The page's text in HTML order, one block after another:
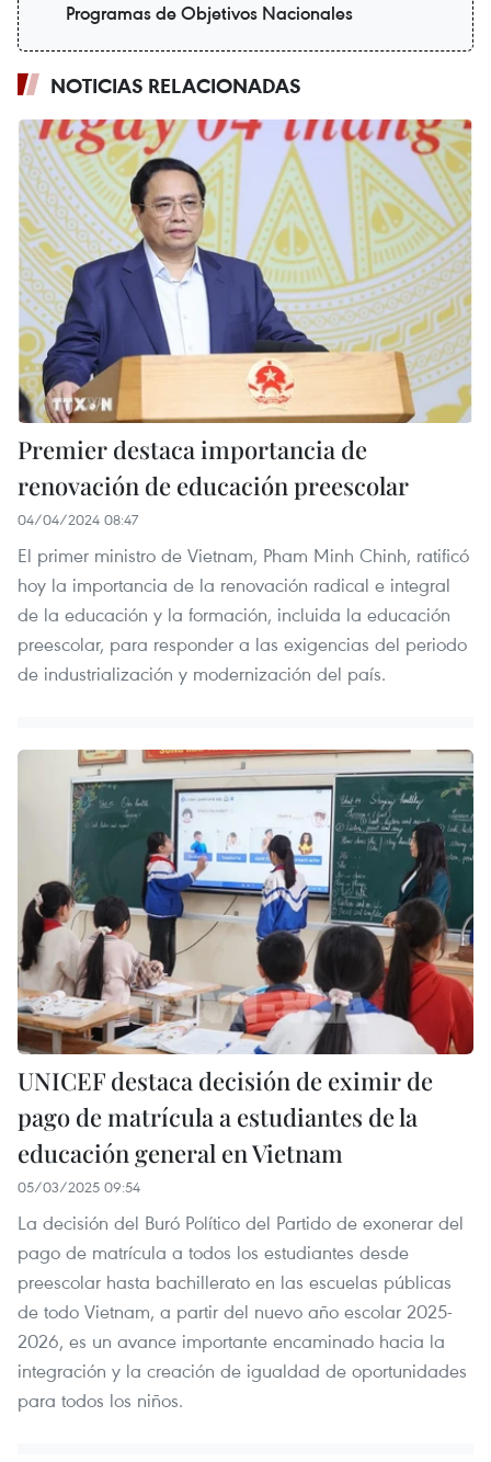
Programas de Objetivos Nacionales
NOTICIAS RELACIONADAS
Premier destaca importancia de
renovación de educación preescolar
04/04/2024 08:47
El primer ministro de Vietnam, Pham Minh Chinh, ratificó
hoy la importancia de la renovación radical e integral
de la educación y la formación, incluida la educación
preescolar, para responder a las exigencias del periodo
de industrialización y modernización del país.
UNICEF destaca decisión de eximir de
pago de matrícula a estudiantes de la
educación general en Vietnam
05/03/2025 09:54
La decisión del Buró Político del Partido de exonerar del
pago de matrícula a todos los estudiantes desde
preescolar hasta bachillerato en las escuelas públicas
de todo Vietnam, a partir del nuevo año escolar 2025-
2026, es un avance importante encaminado hacia la
integración y la creación de igualdad de oportunidades
para todos los niños.